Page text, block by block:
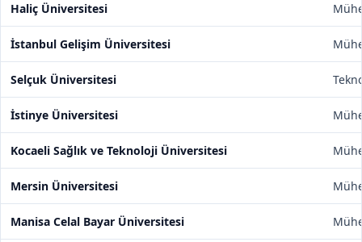
Haliç Üniversitesi
İstanbul Gelişim Üniversitesi
Selçuk Üniversitesi
İstinye Üniversitesi
Kocaeli Sağlık ve Teknoloji Üniversitesi
Mersin Üniversitesi
Manisa Celal Bayar Üniversitesi